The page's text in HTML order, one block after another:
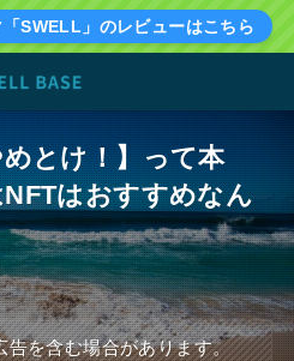
SWELL」のレビューはこちら
とけ！】って本
はおすすめなん
告を含む場合があります。